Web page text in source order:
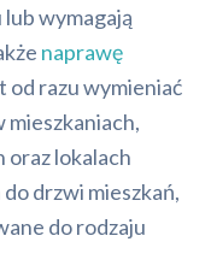
wymagają
naprawę
od razu wymieniać
mieszkaniach,
oraz lokalach
drzwi mieszkań,
do rodzaju